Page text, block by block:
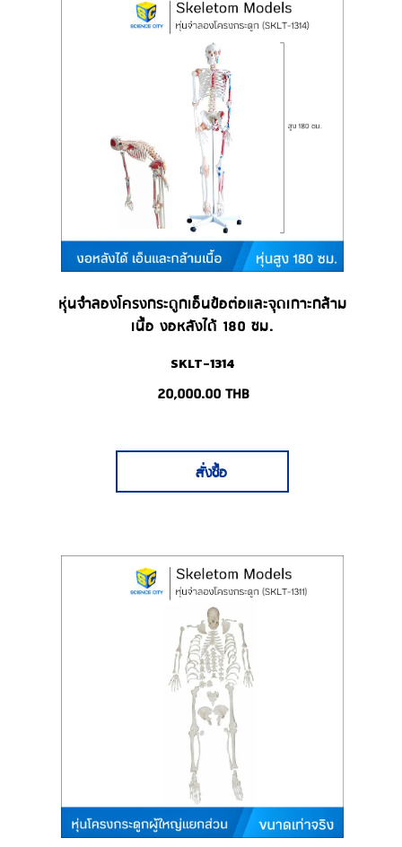
หุ่นจำลองโครงกระดูกเอ็นข้อต่อและจุดเกาะกล้าม
เนื้อ งอหลังได้ 180 ซม.
SKLT-1314
20,000.00 THB
สั่งซื้อ